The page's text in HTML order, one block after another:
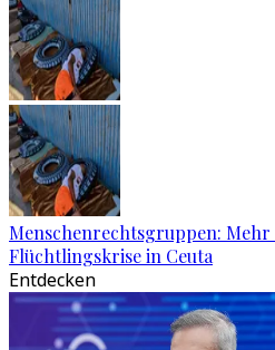
Menschenrechtsgruppen: Mehr
Flüchtlingskrise in Ceuta
Entdecken